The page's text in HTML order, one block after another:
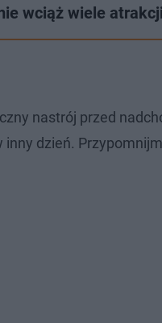
wciąż wiele
nastrój przed
dzień.